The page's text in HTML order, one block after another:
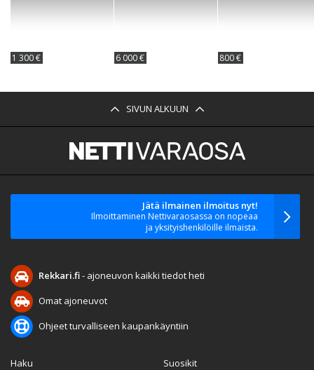
1 300 € 6 000 € 800 €
SIVUN ALKUUN
Jätä ilmainen ilmoitus nyt!
Ilmoittaminen Nettivaraosassa on nopeaa
ja yksityishenkilöille ilmaista.
Rekkari.fi- ajoneuvon kaikki tiedot heti
Omat ajoneuvot
Ohjeet turvalliseen kaupankäyntiin
Haku
Suosikit